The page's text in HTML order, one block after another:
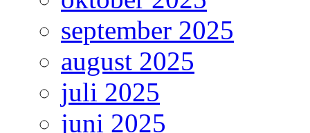
september 2025
august 2025
juli 2025
juni 2025